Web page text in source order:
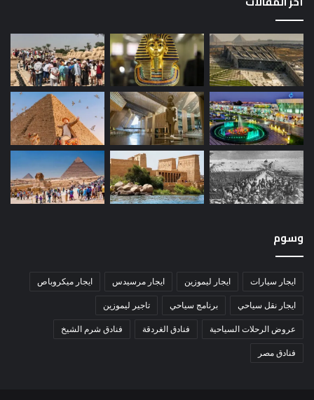
وسوم
ايجار سيارات ايجار ليموزين ايجار مرسيدس ايجار ميكروباص
ايجار نقل سياحي برنامج سياحي تاجير ليموزين
عروض الرحلات السياحية فنادق الغردقة فنادق شرم الشيخ
فنادق مصر